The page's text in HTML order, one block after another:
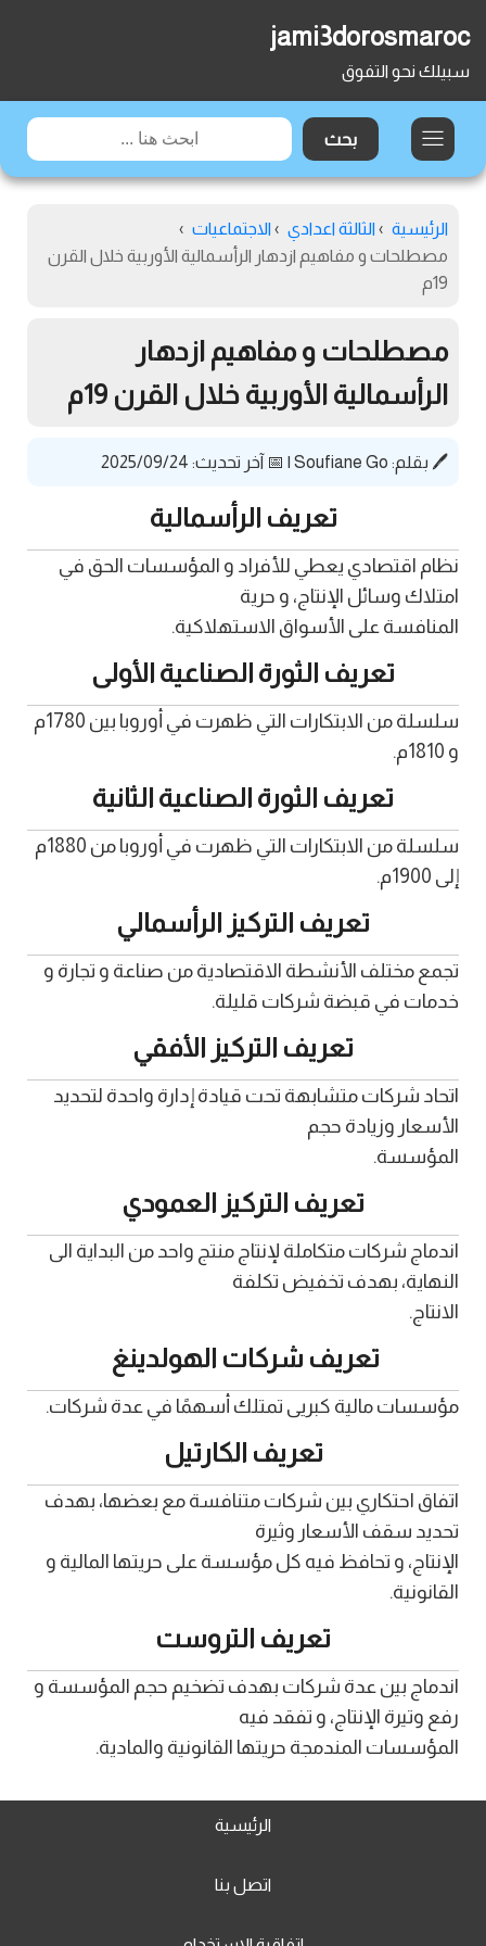
jami3dorosmaroc
سبيلك نحو التفوق
الرئيسية › الثالثة اعدادي › الاجتماعيات ›
مصطلحات و مفاهيم ازدهار الرأسمالية الأوربية خلال القرن
19م
مصطلحات و مفاهيم ازدهار
الرأسمالية الأوربية خلال القرن 19م
🖊️ بقلم: Soufiane Go
| 📅 آخر تحديث: 2025/09/24
تعريف الرأسمالية
نظام اقتصادي يعطي للأفراد و المؤسسات الحق في
امتلاك وسائل الإنتاج، و حرية
المنافسة على الأسواق الاستهلاكية.
تعريف الثورة الصناعية الأولى
سلسلة من الابتكارات التي ظهرت في أوروبا بين 1780م
و 1810م.
تعريف الثورة الصناعية الثانية
سلسلة من الابتكارات التي ظهرت في أوروبا من 1880م
إلى 1900م.
تعريف التركيز الرأسمالي
تجمع مختلف الأنشطة الاقتصادية من صناعة و تجارة و
خدمات في قبضة شركات قليلة.
تعريف التركيز الأفقي
اتحاد شركات متشابهة تحت قيادة إدارة واحدة لتحديد
الأسعار وزيادة حجم
المؤسسة.
تعريف التركيز العمودي
اندماج شركات متكاملة لإنتاج منتج واحد من البداية الى
النهاية، بهدف تخفيض تكلفة
الانتاج.
تعريف شركات الهولدينغ
مؤسسات مالية كبريى تمتلك أسهمًا في عدة شركات.
تعريف الكارتيل
اتفاق احتكاري بين شركات متنافسة مع بعضها، بهدف
تحديد سقف الأسعار وثيرة
الإنتاج، و تحافظ فيه كل مؤسسة على حريتها المالية و
القانونية.
تعريف التروست
اندماج بين عدة شركات بهدف تضخيم حجم المؤسسة و
رفع وتيرة الإنتاج، و تفقد فيه
المؤسسات المندمجة حريتها القانونية والمادية.
الرئيسية
اتصل بنا